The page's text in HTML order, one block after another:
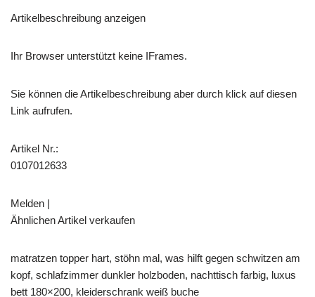
Artikelbeschreibung anzeigen
Ihr Browser unterstützt keine IFrames.
Sie können die Artikelbeschreibung aber durch klick auf diesen
Link aufrufen.
Artikel Nr.:
0107012633
Melden |
Ähnlichen Artikel verkaufen
matratzen topper hart, stöhn mal, was hilft gegen schwitzen am
kopf, schlafzimmer dunkler holzboden, nachttisch farbig, luxus
bett 180×200, kleiderschrank weiß buche